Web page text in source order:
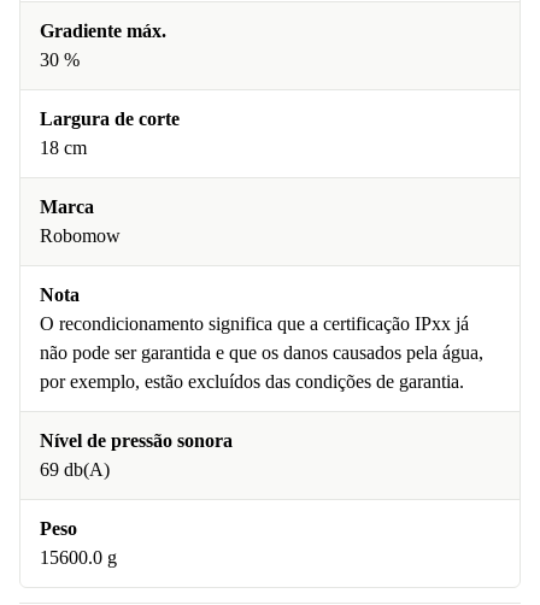
Gradiente máx.
30 %
Largura de corte
18 cm
Marca
Robomow
Nota
O recondicionamento significa que a certificação IPxx já
não pode ser garantida e que os danos causados pela água,
por exemplo, estão excluídos das condições de garantia.
Nível de pressão sonora
69 db(A)
Peso
15600.0 g